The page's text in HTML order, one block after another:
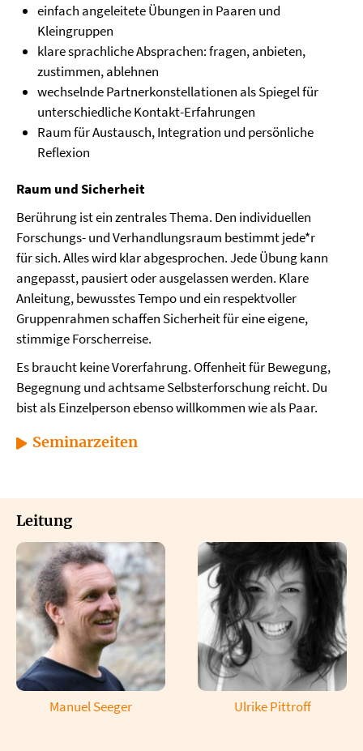
einfach angeleitete Übungen in Paaren und
Kleingruppen
klare sprachliche Absprachen: fragen, anbieten,
zustimmen, ablehnen
wechselnde Partnerkonstellationen als Spiegel für
unterschiedliche Kontakt-Erfahrungen
Raum für Austausch, Integration und persönliche
Reflexion
Raum und Sicherheit
Berührung ist ein zentrales Thema. Den individuellen
Forschungs- und Verhandlungsraum bestimmt jede*r
für sich. Alles wird klar abgesprochen. Jede Übung kann
angepasst, pausiert oder ausgelassen werden. Klare
Anleitung, bewusstes Tempo und ein respektvoller
Gruppenrahmen schaffen Sicherheit für eine eigene,
stimmige Forscherreise.
Es braucht keine Vorerfahrung. Offenheit für Bewegung,
Begegnung und achtsame Selbsterforschung reicht. Du
bist als Einzelperson ebenso willkommen wie als Paar.
Seminarzeiten
Leitung
Manuel Seeger Ulrike Pittroff